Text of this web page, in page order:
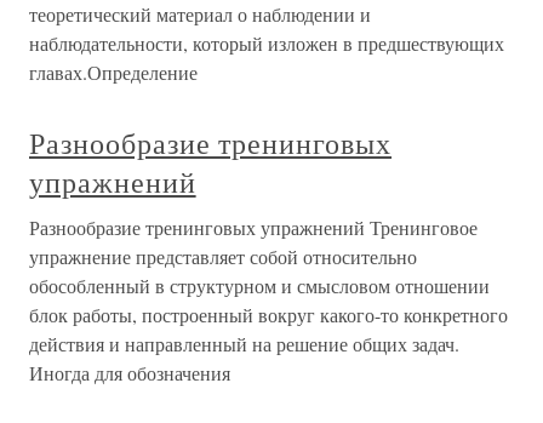
теоретический материал о наблюдении и
наблюдательности, который изложен в предшествующих
главах.Определение
Разнообразие тренинговых
упражнений
Разнообразие тренинговых упражнений Тренинговое
упражнение представляет собой относительно
обособленный в структурном и смысловом отношении
блок работы, построенный вокруг какого-то конкретного
действия и направленный на решение общих задач.
Иногда для обозначения